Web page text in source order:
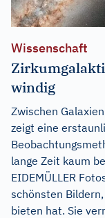
Wissenschaft
windig
Zwischen
zeigt eine
lange Zeit kaum
EIDEMÜLLER
schönsten
bieten hat. Sie